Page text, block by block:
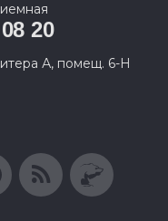
20
А, помещ. 6-Н